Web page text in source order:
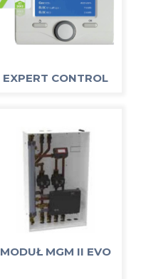
EXPERT CONTROL
MODUŁ MGM II EVO